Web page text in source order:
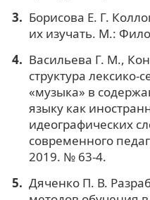
Борисова Е. Г.
их изучать. М.:
Васильева Г. М.,
структура лексико-
«музыка» в
языку как
идеографических
современного
2019. № 63-4.
Дяченко П. В.